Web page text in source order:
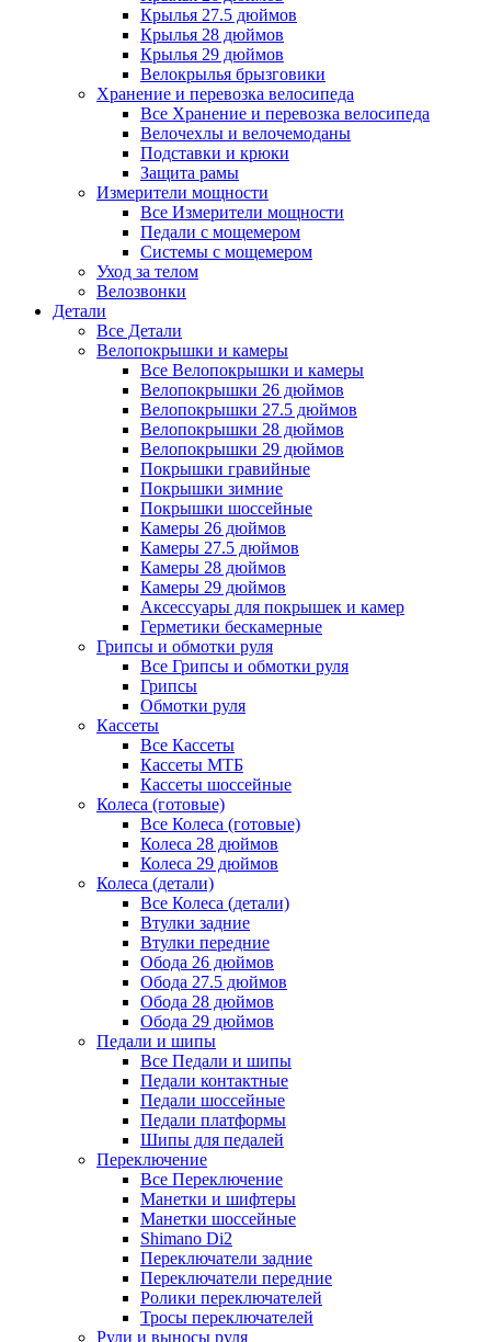
Крылья 27.5 дюймов
Крылья 28 дюймов
Крылья 29 дюймов
Велокрылья брызговики
Хранение и перевозка велосипеда
Все Хранение и перевозка велосипеда
Велочехлы и велочемоданы
Подставки и крюки
Защита рамы
Измерители мощности
Все Измерители мощности
Педали с мощемером
Системы с мощемером
Уход за телом
Велозвонки
Детали
Все Детали
Велопокрышки и камеры
Все Велопокрышки и камеры
Велопокрышки 26 дюймов
Велопокрышки 27.5 дюймов
Велопокрышки 28 дюймов
Велопокрышки 29 дюймов
Покрышки гравийные
Покрышки зимние
Покрышки шоссейные
Камеры 26 дюймов
Камеры 27.5 дюймов
Камеры 28 дюймов
Камеры 29 дюймов
Аксессуары для покрышек и камер
Герметики бескамерные
Грипсы и обмотки руля
Все Грипсы и обмотки руля
Грипсы
Обмотки руля
Кассеты
Все Кассеты
Кассеты МТБ
Кассеты шоссейные
Колеса (готовые)
Все Колеса (готовые)
Колеса 28 дюймов
Колеса 29 дюймов
Колеса (детали)
Все Колеса (детали)
Втулки задние
Втулки передние
Обода 26 дюймов
Обода 27.5 дюймов
Обода 28 дюймов
Обода 29 дюймов
Педали и шипы
Все Педали и шипы
Педали контактные
Педали шоссейные
Педали платформы
Шипы для педалей
Переключение
Все Переключение
Манетки и шифтеры
Манетки шоссейные
Shimano Di2
Переключатели задние
Переключатели передние
Ролики переключателей
Тросы переключателей
Рули и выносы руля